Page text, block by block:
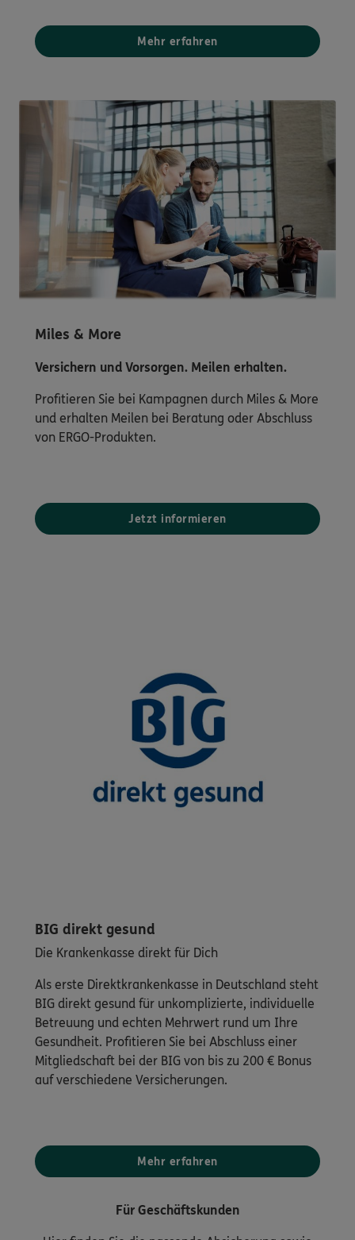
Mehr erfahren
Miles & More
Versichern und Vorsorgen. Meilen erhalten.
Profitieren Sie bei Kampagnen durch Miles & More
und erhalten Meilen bei Beratung oder Abschluss
von ERGO-Produkten.
Jetzt informieren
BIG direkt gesund
Die Krankenkasse direkt für Dich
Als erste Direktkrankenkasse in Deutschland steht
BIG direkt gesund für unkomplizierte, individuelle
Betreuung und echten Mehrwert rund um Ihre
Gesundheit. Profitieren Sie bei Abschluss einer
Mitgliedschaft bei der BIG von bis zu 200 € Bonus
auf verschiedene Versicherungen.
Mehr erfahren
Für Geschäftskunden